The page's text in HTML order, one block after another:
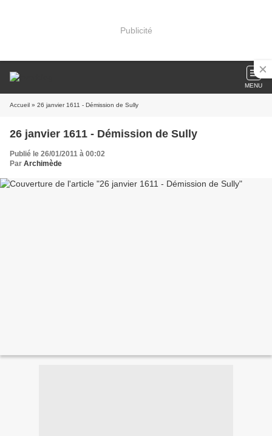
Publicité
MENU
Accueil » 26 janvier 1611 - Démission de Sully
26 janvier 1611 - Démission de Sully
Publié le 26/01/2011 à 00:02
Par Archimède